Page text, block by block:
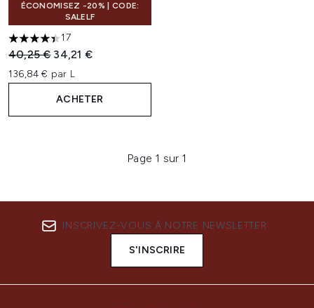
ÉCONOMISEZ -20% | CODE:
SALELF
4.41 étoiles sur un maximum de 5
17
Prix de vente :
40,25 € Prix ​​actuel :
34,21 €
136,84 € par L
ACHETER
Page 1 sur 1
INSCRIVEZ-VOUS À NOTRE NEWSLETTER
S'INSCRIRE